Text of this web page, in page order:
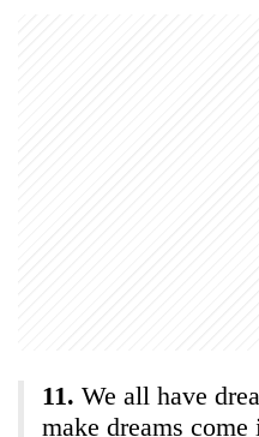
We all have
make dreams